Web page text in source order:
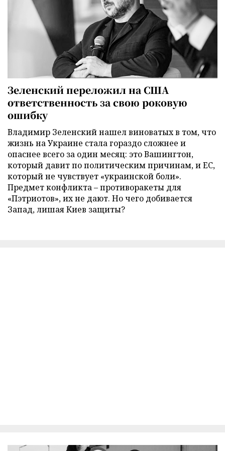
Зеленский переложил на США
ответственность за свою роковую
ошибку
Владимир Зеленский нашел виноватых в том, что
жизнь на Украине стала гораздо сложнее и
опаснее всего за один месяц: это Вашингтон,
который давит по политическим причинам, и ЕС,
который не чувствует «украинской боли».
Предмет конфликта – противоракеты для
«Пэтриотов», их не дают. Но чего добивается
Запад, лишая Киев защиты?